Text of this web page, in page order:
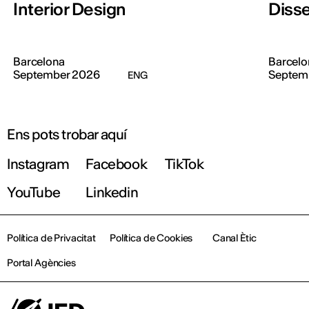
Interior Design
Barcelona
September 2026
ENG
Ens pots trobar aquí
Instagram
Facebook
TikTok
YouTube
Linkedin
Política de Privacitat Política de Cookies
Canal Ètic
Portal Agències